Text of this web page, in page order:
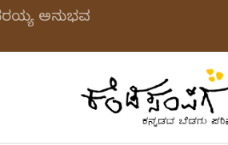
ಅನುಭವ